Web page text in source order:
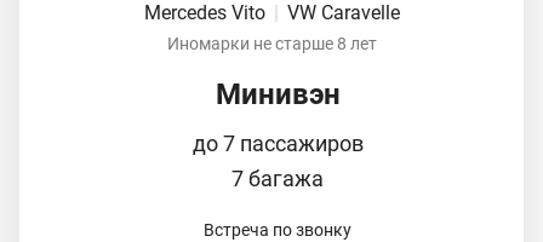
Mercedes Vito VW Caravelle
Иномарки не старше 8 лет
Минивэн
до 7 пассажиров
7 багажа
Встреча по звонку